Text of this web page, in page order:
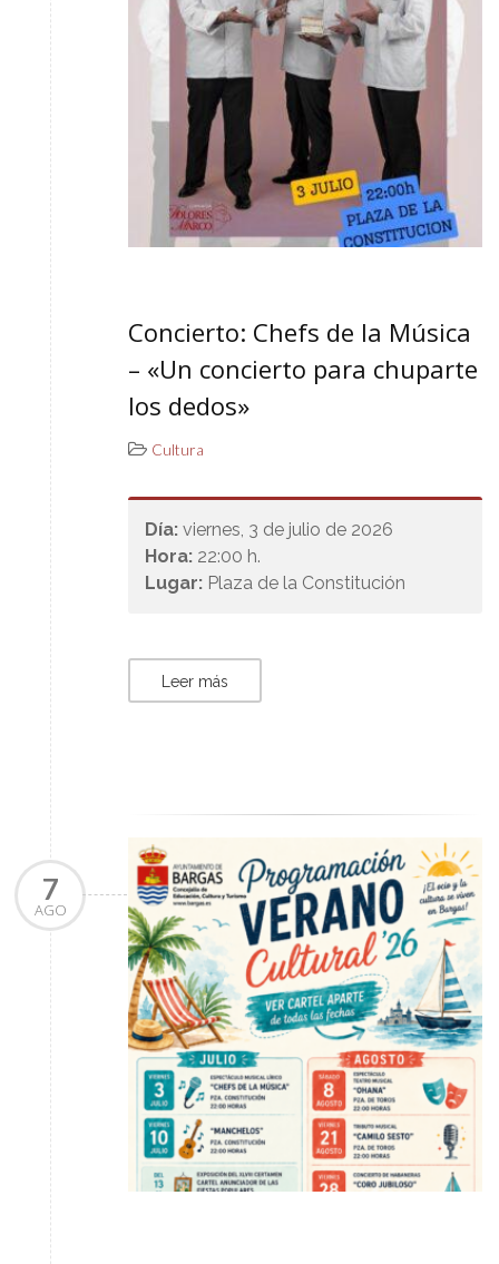
Concierto: Chefs de la Música
– «Un concierto para chuparte
los dedos»
Cultura
Día: viernes, 3 de julio de 2026
Hora: 22:00 h.
Lugar: Plaza de la Constitución
Leer más
7
AGO